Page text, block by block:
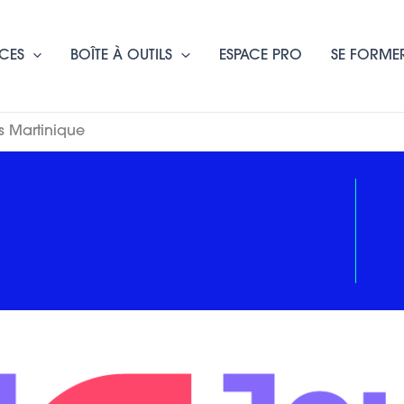
BOÎTE À OUTILS ESPACE PRO SE
Martinique